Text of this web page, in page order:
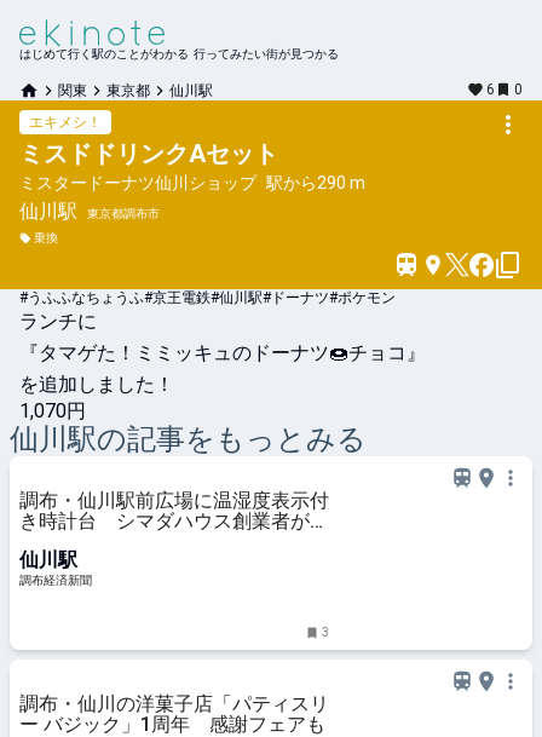
はじめて行く駅のことがわかる 行ってみたい街が見つかる
関東 東京都 仙川駅 6
0
エキメシ！
ミスドドリンクAセット
ミスタードーナツ仙川ショップ 駅から290 m
仙川駅
東京都調布市
乗換
#うふふなちょうふ#京王電鉄#仙川駅#ドーナツ#ポケモン
ランチに
『タマゲた！ミミッキュのドーナツ🍩チョコ』
を追加しました！
1,070円
仙川駅の記事をもっとみる
調布・仙川駅前広場に温湿度表示付
き時計台 シマダハウス創業者が寄
仙川駅
調布経済新聞
3
調布・仙川の洋菓子店「パティスリ
ー バジック」1周年 感謝フェアも